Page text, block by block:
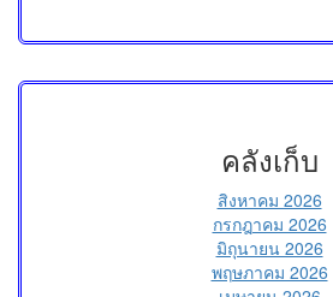
คลังเก็บ
สิงหาคม 2026
กรกฎาคม 2026
มิถุนายน 2026
พฤษภาคม 2026